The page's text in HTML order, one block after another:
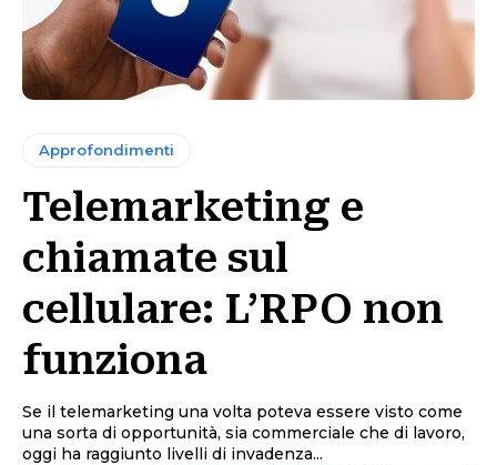
Approfondimenti
Telemarketing e
chiamate sul
cellulare: L’RPO non
funziona
Se il telemarketing una volta poteva essere visto come
una sorta di opportunità, sia commerciale che di lavoro,
oggi ha raggiunto livelli di invadenza...